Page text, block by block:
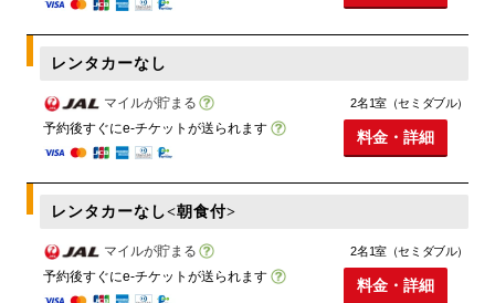
レンタカーなし
マイルが貯まる
予約後すぐにe-チケットが送られます
2名1室（セミダブル）
料金・詳細
レンタカーなし<朝食付>
マイルが貯まる
予約後すぐにe-チケットが送られます
2名1室（セミダブル）
料金・詳細